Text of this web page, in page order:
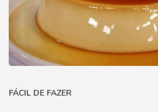
FÁCIL DE FAZER